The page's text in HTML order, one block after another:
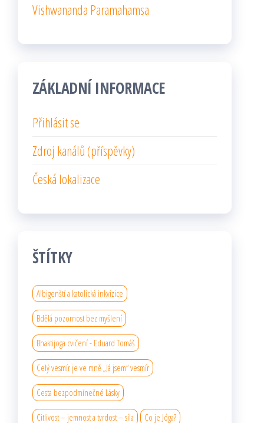
Vishwananda Paramahamsa
ZÁKLADNÍ INFORMACE
Přihlásit se
Zdroj kanálů (příspěvky)
Česká lokalizace
ŠTÍTKY
Albigenští a katolická inkvizice
Bdělá pozornost bez myšlení
Bhaktijoga cvičení - Eduard Tomáš
Celý vesmír je ve mně „Já jsem“ vesmír
Cesta bezpodmínečné Lásky
Citlivost – jemnost a tvrdost – síla Co je Jóga?